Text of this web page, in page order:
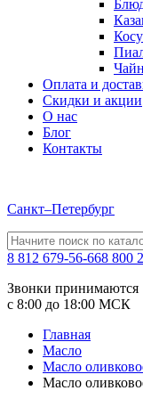
Оплата и
Скидки и акции
О нас
Блог
Контакты
Санкт–Петербург
8 812 679-56-668 800
Звонки принимаются
с 8:00 до 18:00 МСК
Главная
Масло
Масло
Масло